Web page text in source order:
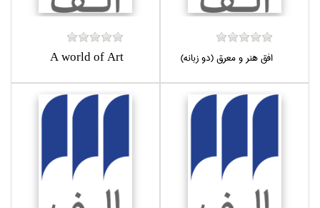
افق هنر و معرق (دو زبانه) A world of Art